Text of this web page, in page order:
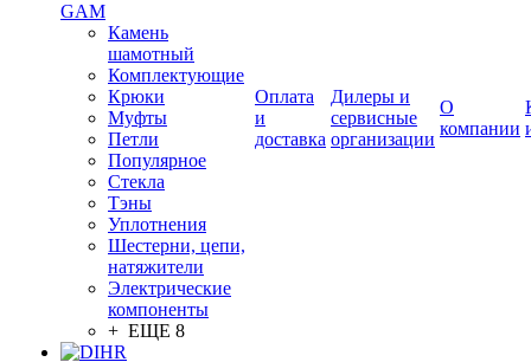
GAM
Камень
шамотный
Комплектующие
Крюки
Муфты
Петли
Популярное
Стекла
Тэны
Уплотнения
Шестерни, цепи,
натяжители
Электрические
компоненты
+ ЕЩЕ 8
Оплата
и
доставка
Дилеры и
сервисные
организации
О
компании